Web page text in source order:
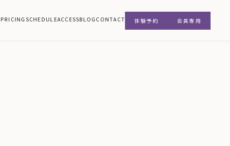
PRICING SCHEDULEACCESSBLOG CONTACT 体験予約 会員専用